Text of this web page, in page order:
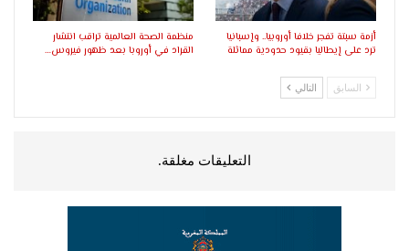
أزمة سبتة تفجر خلافا أوروبيا.. وإسبانيا
ترد على إيطاليا بقيود حدودية مماثلة
منظمة الصحة العالمية تراقب انتشار
القراد في أوروبا بعد ظهور فيروس…
السابق التالي
التعليقات مغلقة.